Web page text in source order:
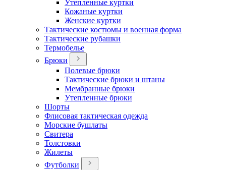
Утепленные куртки
Кожаные куртки
Женские куртки
Тактические костюмы и военная форма
Тактические рубашки
Термобелье
Брюки
Полевые брюки
Тактические брюки и штаны
Мембранные брюки
Утепленные брюки
Шорты
Флисовая тактическая одежда
Морские бушлаты
Свитера
Толстовки
Жилеты
Футболки